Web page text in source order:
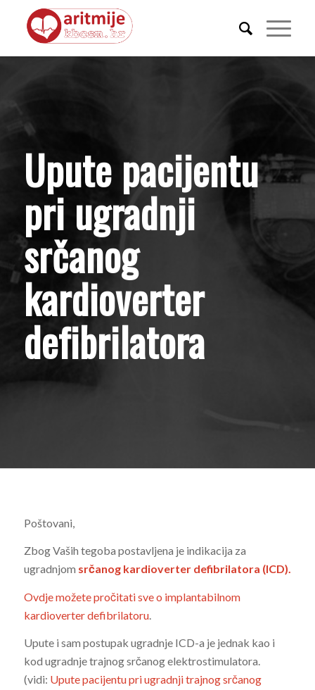
Upute pacijentu
pri ugradnji
srčanog
kardioverter
defibrilatora
Poštovani,
Zbog Vaših tegoba postavljena je indikacija za
ugradnjom srčanog kardioverter defibrilatora (ICD).
Ovdje možete pročitati sve o implantabilnom
kardioverter defibrilatoru.
Upute i sam postupak ugradnje ICD-a je jednak kao i
kod ugradnje trajnog srčanog elektrostimulatora.
(vidi: Upute pacijentu pri ugradnji trajnog srčanog